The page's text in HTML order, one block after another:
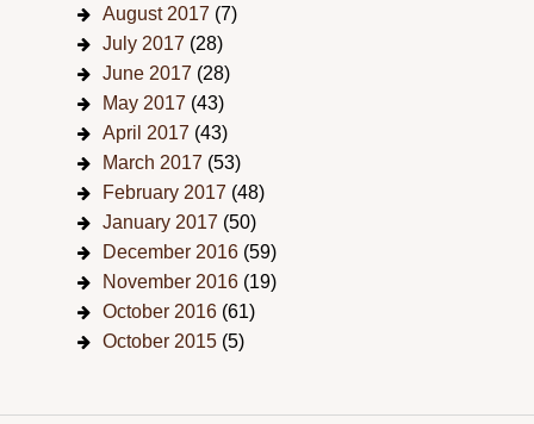
August 2017 (7)
July 2017 (28)
June 2017 (28)
May 2017 (43)
April 2017 (43)
March 2017 (53)
February 2017 (48)
January 2017 (50)
December 2016 (59)
November 2016 (19)
October 2016 (61)
October 2015 (5)